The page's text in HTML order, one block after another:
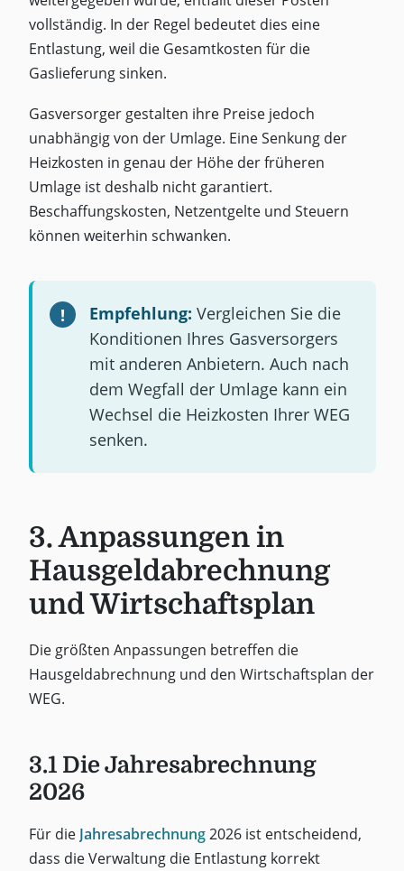
vollständig. In der Regel bedeutet dies eine
Entlastung, weil die Gesamtkosten für die
Gaslieferung sinken.
Gasversorger gestalten ihre Preise jedoch
unabhängig von der Umlage. Eine Senkung der
Heizkosten in genau der Höhe der früheren
Umlage ist deshalb nicht garantiert.
Beschaffungskosten, Netzentgelte und Steuern
können weiterhin schwanken.
Empfehlung: Vergleichen Sie die
Konditionen Ihres Gasversorgers
mit anderen Anbietern. Auch nach
dem Wegfall der Umlage kann ein
Wechsel die Heizkosten Ihrer WEG
senken.
3. Anpassungen in
Hausgeldabrechnung
und Wirtschaftsplan
Die größten Anpassungen betreffen die
Hausgeldabrechnung und den Wirtschaftsplan der
WEG.
3.1 Die Jahresabrechnung
2026
Für die Jahresabrechnung2026 ist entscheidend,
dass die Verwaltung die Entlastung korrekt